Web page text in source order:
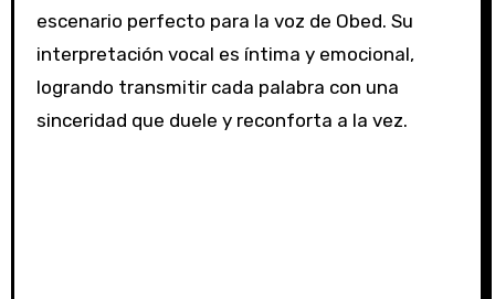
escenario perfecto para la voz de Obed. Su
interpretación vocal es íntima y emocional,
logrando transmitir cada palabra con una
sinceridad que duele y reconforta a la vez.